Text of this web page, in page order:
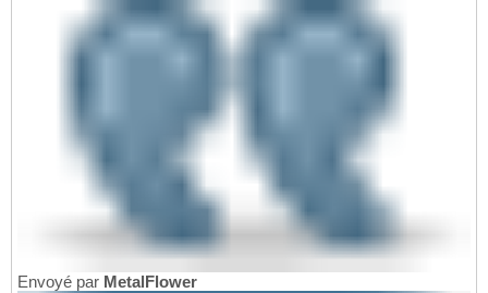
Envoyé par MetalFlower